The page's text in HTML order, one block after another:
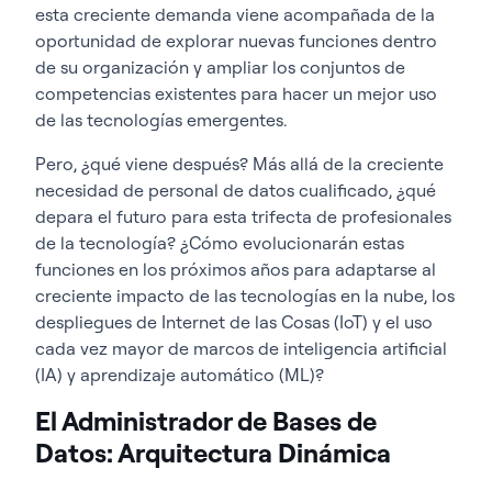
esta creciente demanda viene acompañada de la
oportunidad de explorar nuevas funciones dentro
de su organización y ampliar los conjuntos de
competencias existentes para hacer un mejor uso
de las tecnologías emergentes.
Pero, ¿qué viene después? Más allá de la creciente
necesidad de personal de datos cualificado, ¿qué
depara el futuro para esta trifecta de profesionales
de la tecnología? ¿Cómo evolucionarán estas
funciones en los próximos años para adaptarse al
creciente impacto de las tecnologías en la nube, los
despliegues de Internet de las Cosas (IoT) y el uso
cada vez mayor de marcos de inteligencia artificial
(IA) y aprendizaje automático (ML)?
El Administrador de Bases de
Datos: Arquitectura Dinámica